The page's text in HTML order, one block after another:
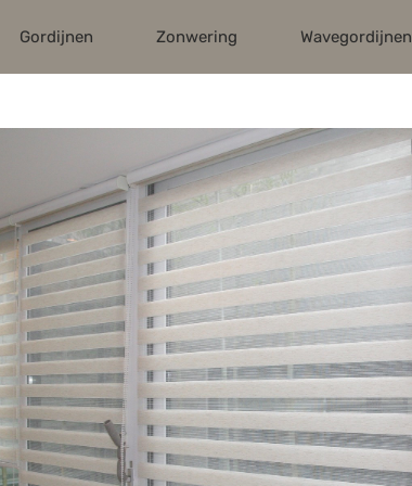
Gordijnen Zonwering Wavegordijnen